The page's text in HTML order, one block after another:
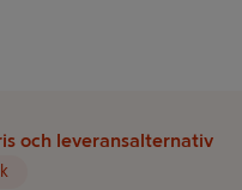
och leveransalternativ